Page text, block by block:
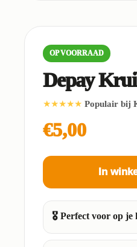
OP VOORRAAD
Depay
★★★★★ Populair bij
€5,00
In
🎖️ Perfect voor op je